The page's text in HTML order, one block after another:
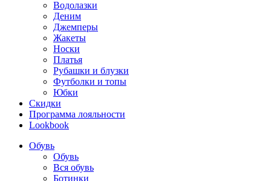
Водолазки
Деним
Джемперы
Жакеты
Носки
Платья
Рубашки и блузки
Футболки и топы
Юбки
Скидки
Программа лояльности
Lookbook
Обувь
Обувь
Вся обувь
Ботинки